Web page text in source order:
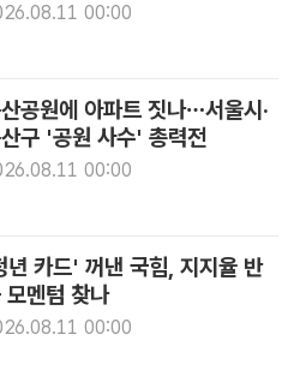
00:00
공원에 아파트 짓나…서울시·
구 '공원 사수' 총력전
00:00
년 카드' 꺼낸 국힘, 지지율 반
모멘텀 찾나
00:00